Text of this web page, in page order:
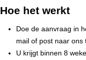
Hoe het werkt
Doe de aanvraag in
mail of post naar ons
U krijgt binnen 8